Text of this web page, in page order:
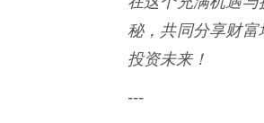
秘，共同分享财
投资未来！
---